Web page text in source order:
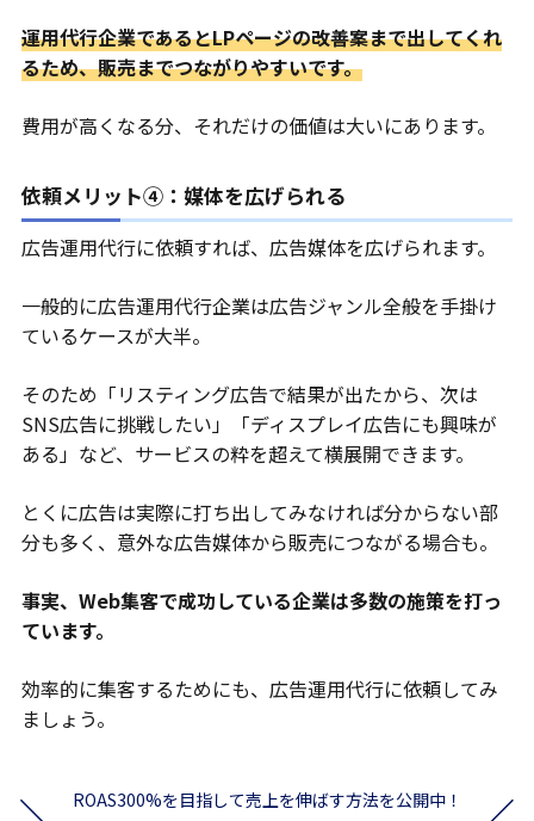
運用代行企業であるとLPページの改善案まで出してくれ
るため、販売までつながりやすいです。
費用が高くなる分、それだけの価値は大いにあります。
依頼メリット④：媒体を広げられる
広告運用代行に依頼すれば、広告媒体を広げられます。
一般的に広告運用代行企業は広告ジャンル全般を手掛け
ているケースが大半。
そのため「リスティング広告で結果が出たから、次は
SNS広告に挑戦したい」「ディスプレイ広告にも興味が
ある」など、サービスの粋を超えて横展開できます。
とくに広告は実際に打ち出してみなければ分からない部
分も多く、意外な広告媒体から販売につながる場合も。
事実、Web集客で成功している企業は多数の施策を打っ
ています。
効率的に集客するためにも、広告運用代行に依頼してみ
ましょう。
ROAS300%を目指して売上を伸ばす方法を公開中！